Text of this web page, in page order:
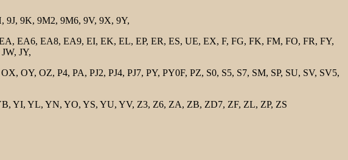
9J, 9K, 9M2, 9M6, 9V, 9X, 9Y,
EA6, EA8, EA9, EI, EK, EL, EP, ER, ES, UE, EX, F, FG, FK, FM, FO, FR, FY,
JY,
OZ, P4, PA, PJ2, PJ4, PJ7, PY, PY0F, PZ, S0, S5, S7, SM, SP, SU, SV, SV5,
YI, YL, YN, YO, YS, YU, YV, Z3, Z6, ZA, ZB, ZD7, ZF, ZL, ZP, ZS